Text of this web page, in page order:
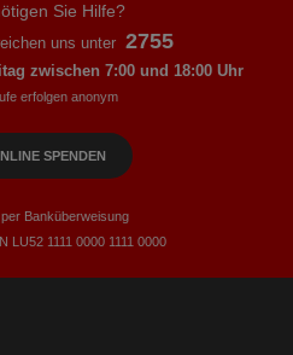
Sie Hilfe?
uns unter 2755
zwischen 7:00 und 18:00 Uhr
erfolgen anonym
SPENDEN
Banküberweisung
LU52​ 1111​ 0000​ 1111​ 0000